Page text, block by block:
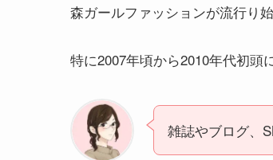
森ガールファッションが流行り
特に2007年頃から2010年代初頭
雑誌やブログ、